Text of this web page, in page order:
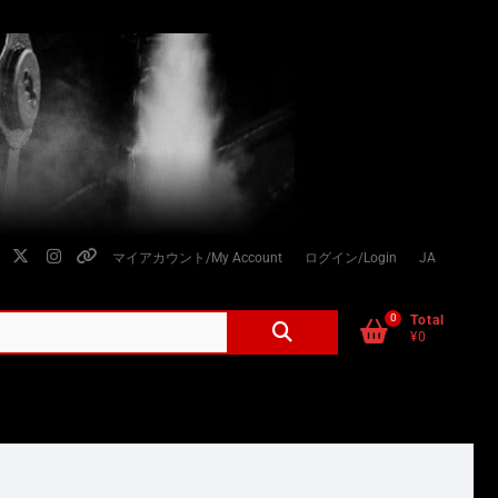
twitter
instagram
個
情
り
マイアカウント/My Account ログイン/Login JA
0
Total
¥0